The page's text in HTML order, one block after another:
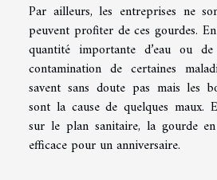
Par ailleurs, les entreprises ne
peuvent profiter de ces gourdes.
quantité importante d’eau ou
contamination de certaines
savent sans doute pas mais les
sont la cause de quelques maux.
sur le plan sanitaire, la gourde
efficace pour un anniversaire.